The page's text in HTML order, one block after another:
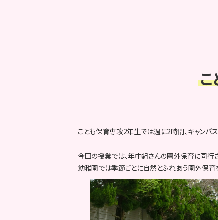
ことも保育専攻2年生では週に2時間、キャンパ
今回の授業では、年中組さんの園外保育に同行
幼稚園では季節ごとに自然とふれあう園外保育